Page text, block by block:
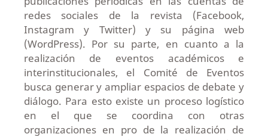
redes sociales de la revista (Facebook,
Instagram y Twitter) y su página web
(WordPress). Por su parte, en cuanto a la
realización de eventos académicos e
interinstitucionales, el Comité de Eventos
busca generar y ampliar espacios de debate y
diálogo. Para esto existe un proceso logístico
en el que se coordina con otras
organizaciones en pro de la realización de